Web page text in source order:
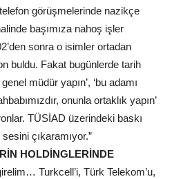
görüşmelerinde nazikçe
başımıza nahoş işler
sonra o isimler ortadan
buldu. Fakat bugünlerde tarih
müdür yapın’, ‘bu adamı
onunla ortaklık yapın’
TÜSİAD üzerindeki baskı
çıkaramıyor.”
HOLDİNGLERİNDE
Turkcell’i, Türk Telekom’u,